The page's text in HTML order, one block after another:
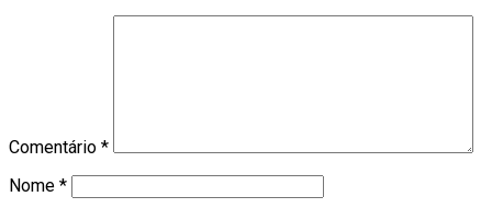
Comentário *
Nome *